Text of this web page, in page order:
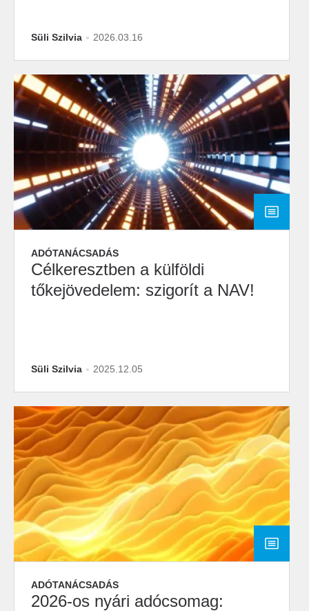
Süli Szilvia 2026.03.16
ADÓTANÁCSADÁS
Célkeresztben a külföldi
tőkejövedelem: szigorít a NAV!
Süli Szilvia 2025.12.05
ADÓTANÁCSADÁS
2026-os nyári adócsomag: